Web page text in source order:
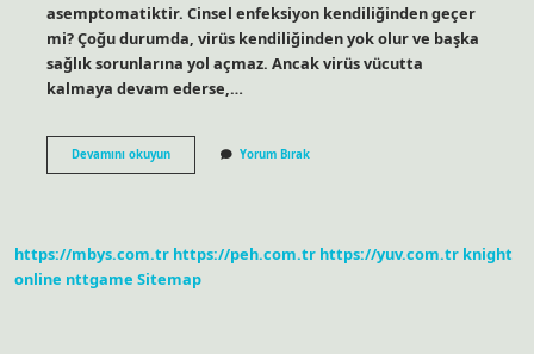
asemptomatiktir. Cinsel enfeksiyon kendiliğinden geçer
mi? Çoğu durumda, virüs kendiliğinden yok olur ve başka
sağlık sorunlarına yol açmaz. Ancak virüs vücutta
kalmaya devam ederse,…
Devamını okuyunCinsel
Enfeksiyon
Yorum Bırak
https://mbys.com.tr https://peh.com.tr https://yuv.com.tr knight
online nttgame Sitemap